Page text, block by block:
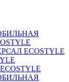
ECOSTYLE